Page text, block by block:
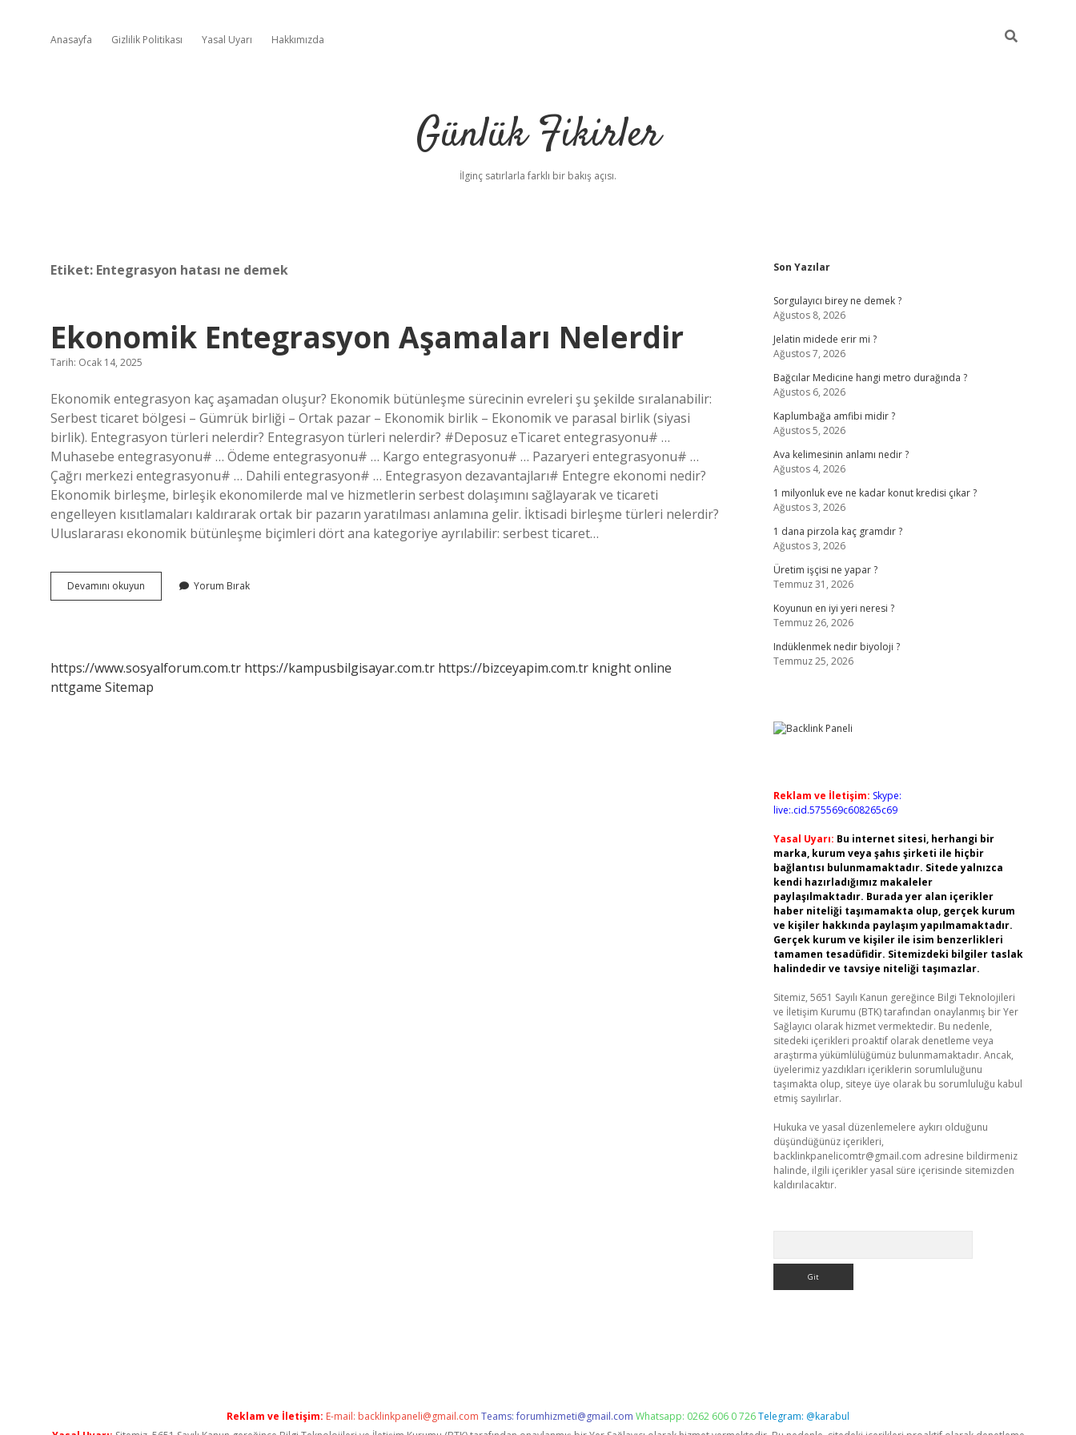
Anasayfa Gizlilik Politikası Yasal Uyarı Hakkımızda
Günlük Fikirler
İlginç satırlarla farklı bir bakış açısı.
Etiket: Entegrasyon hatası ne demek
Ekonomik Entegrasyon Aşamaları Nelerdir
Tarih: Ocak 14, 2025
Ekonomik entegrasyon kaç aşamadan oluşur? Ekonomik bütünleşme sürecinin evreleri şu şekilde sıralanabilir:
Serbest ticaret bölgesi – Gümrük birliği – Ortak pazar – Ekonomik birlik – Ekonomik ve parasal birlik (siyasi
birlik). Entegrasyon türleri nelerdir? Entegrasyon türleri nelerdir? #Deposuz eTicaret entegrasyonu# …
Muhasebe entegrasyonu# … Ödeme entegrasyonu# … Kargo entegrasyonu# … Pazaryeri entegrasyonu# …
Çağrı merkezi entegrasyonu# … Dahili entegrasyon# … Entegrasyon dezavantajları# Entegre ekonomi nedir?
Ekonomik birleşme, birleşik ekonomilerde mal ve hizmetlerin serbest dolaşımını sağlayarak ve ticareti
engelleyen kısıtlamaları kaldırarak ortak bir pazarın yaratılması anlamına gelir. İktisadi birleşme türleri nelerdir?
Uluslararası ekonomik bütünleşme biçimleri dört ana kategoriye ayrılabilir: serbest ticaret…
Devamını okuyun Ekonomik
Entegrasyon
Yorum Bırak
https://www.sosyalforum.com.tr https://kampusbilgisayar.com.tr https://bizceyapim.com.tr knight online
nttgame Sitemap
Sidebar
Son Yazılar
Sorgulayıcı birey ne demek ?
Ağustos 8, 2026
Jelatin midede erir mi ?
Ağustos 7, 2026
Bağcılar Medicine hangi metro durağında ?
Ağustos 6, 2026
Kaplumbağa amfibi midir ?
Ağustos 5, 2026
Ava kelimesinin anlamı nedir ?
Ağustos 4, 2026
1 milyonluk eve ne kadar konut kredisi çıkar ?
Ağustos 3, 2026
1 dana pirzola kaç gramdır ?
Ağustos 3, 2026
Üretim işçisi ne yapar ?
Temmuz 31, 2026
Koyunun en iyi yeri neresi ?
Temmuz 26, 2026
Indüklenmek nedir biyoloji ?
Temmuz 25, 2026
Reklam ve İletişim: Skype:
live:.cid.575569c608265c69
Yasal Uyarı: Bu internet sitesi, herhangi bir
marka, kurum veya şahıs şirketi ile hiçbir
bağlantısı bulunmamaktadır. Sitede yalnızca
kendi hazırladığımız makaleler
paylaşılmaktadır. Burada yer alan içerikler
haber niteliği taşımamakta olup, gerçek kurum
ve kişiler hakkında paylaşım yapılmamaktadır.
Gerçek kurum ve kişiler ile isim benzerlikleri
tamamen tesadüfidir. Sitemizdeki bilgiler taslak
halindedir ve tavsiye niteliği taşımazlar.
Sitemiz, 5651 Sayılı Kanun gereğince Bilgi Teknolojileri
ve İletişim Kurumu (BTK) tarafından onaylanmış bir Yer
Sağlayıcı olarak hizmet vermektedir. Bu nedenle,
sitedeki içerikleri proaktif olarak denetleme veya
araştırma yükümlülüğümüz bulunmamaktadır. Ancak,
üyelerimiz yazdıkları içeriklerin sorumluluğunu
taşımakta olup, siteye üye olarak bu sorumluluğu kabul
etmiş sayılırlar.
Hukuka ve yasal düzenlemelere aykırı olduğunu
düşündüğünüz içerikleri,
backlinkpanelicomtr@gmail.com adresine bildirmeniz
halinde, ilgili içerikler yasal süre içerisinde sitemizden
kaldırılacaktır.
Reklam ve İletişim: E-mail: backlinkpaneli@gmail.com Teams:forumhizmeti@gmail.com Whatsapp: 0262 606 0 726Telegram: @karabul